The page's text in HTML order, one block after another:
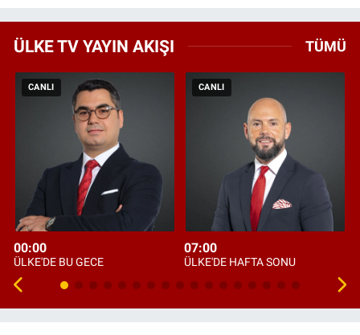
ÜLKE TV YAYIN AKIŞI TÜMÜ
CANLI
00:00
ÜLKE'DE BU GECE
CANLI
07:00
ÜLKE'DE HAFTA SONU